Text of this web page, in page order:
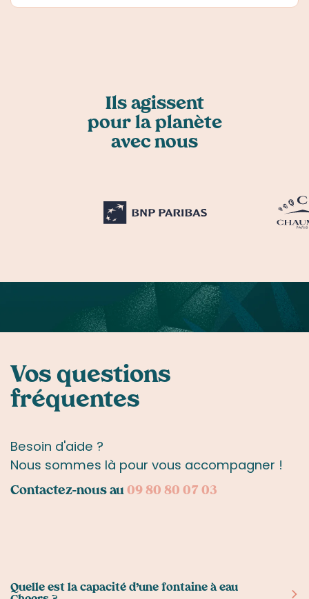
Ils agissent
pour la planète
avec nous
Vos questions
fréquentes
Besoin d'aide ?
Nous sommes là pour vous accompagner !
Contactez-nous au09 80 80 07 03
Quelle est la capacité d’une fontaine à eau